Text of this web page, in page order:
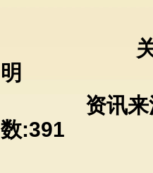
关于为四
明
资讯来
数:391